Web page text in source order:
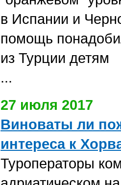
в Испании и
помощь
из Турции детям
...
27 июля 2017
Виноваты ли
интереса к
Туроператоры